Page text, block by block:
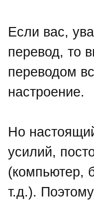
Если вас,
перевод, то
переводом
настроение.
Но
усилий,
(компьютер,
т.д.).